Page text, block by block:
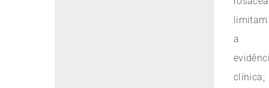
limitam
a
clínica;